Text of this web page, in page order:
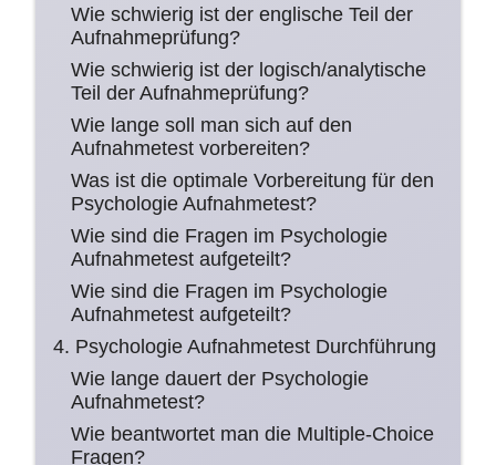
Wie schwierig ist der englische Teil der
Aufnahmeprüfung?
Wie schwierig ist der logisch/analytische
Teil der Aufnahmeprüfung?
Wie lange soll man sich auf den
Aufnahmetest vorbereiten?
Was ist die optimale Vorbereitung für den
Psychologie Aufnahmetest?
Wie sind die Fragen im Psychologie
Aufnahmetest aufgeteilt?
Wie sind die Fragen im Psychologie
Aufnahmetest aufgeteilt?
4. Psychologie Aufnahmetest Durchführung
Wie lange dauert der Psychologie
Aufnahmetest?
Wie beantwortet man die Multiple-Choice
Fragen?